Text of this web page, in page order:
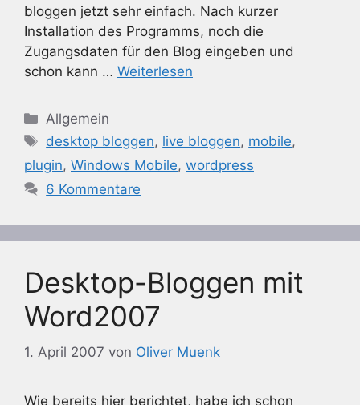
bloggen jetzt sehr einfach. Nach kurzer
Installation des Programms, noch die
Zugangsdaten für den Blog eingeben und
schon kann … Weiterlesen
Kategorien
Allgemein
Schlagwörter
desktop bloggen, live bloggen, mobile,
plugin, Windows Mobile, wordpress
6 Kommentare
Desktop-Bloggen mit
Word2007
1. April 2007 von Oliver Muenk
Wie bereits hier berichtet, habe ich schon